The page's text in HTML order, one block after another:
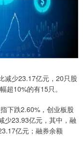
减少23.17亿元，20只股
超10%的有15只。
下跌2.60%，创业板股
少23.93亿元，其中，融
亿元；融券余额